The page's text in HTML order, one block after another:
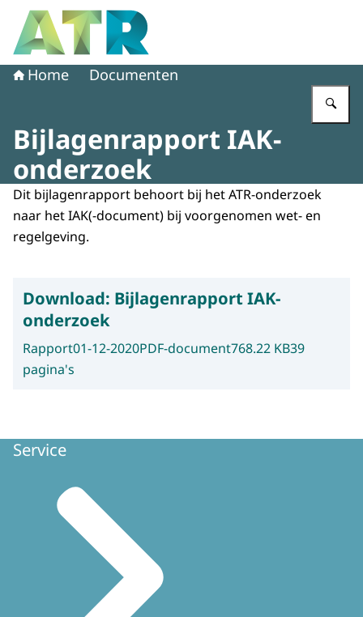
Naar de homepage van Adviescollege toetsing regeldruk
Home Documenten
Bijlagenrapport IAK-
onderzoek
Dit bijlagenrapport behoort bij het ATR-onderzoek
naar het IAK(-document) bij voorgenomen wet- en
regelgeving.
Download: Bijlagenrapport IAK-
onderzoek
Rapport01-12-2020PDF-document768.22 KB39
pagina's
Service